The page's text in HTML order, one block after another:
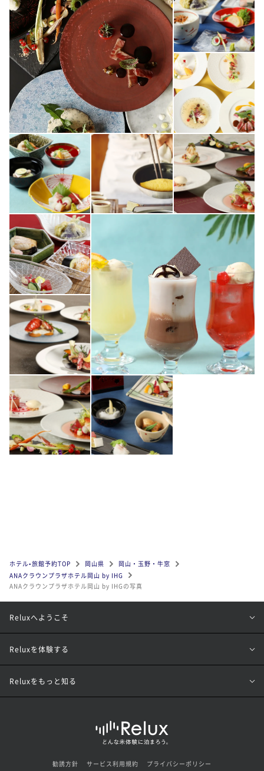
ホテル•旅館予約TOP 岡山県
岡山・玉野・牛窓
ANAクラウンプラザホテル岡山 by IHG
ANAクラウンプラザホテル岡山 by IHGの写真
Reluxへようこそ
Reluxを体験する
Reluxをもっと知る
勧誘方針 サービス利用規約 プライバシーポリシー